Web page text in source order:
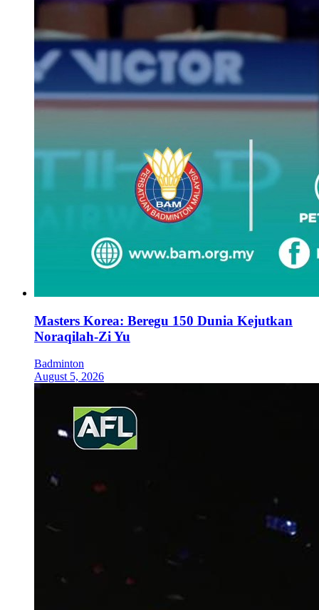
Masters Korea: Beregu 150 Dunia Kejutkan
Noraqilah-Zi Yu
Badminton
August 5, 2026